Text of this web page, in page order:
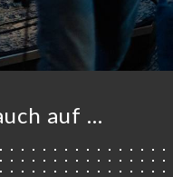
auf …